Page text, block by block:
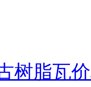
树脂瓦